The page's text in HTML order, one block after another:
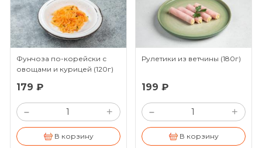
Фунчоза по-корейски с
овощами и курицей (120г)
179 ₽
– +
В корзину
Рулетики из ветчины (180г)
199 ₽
– +
В корзину